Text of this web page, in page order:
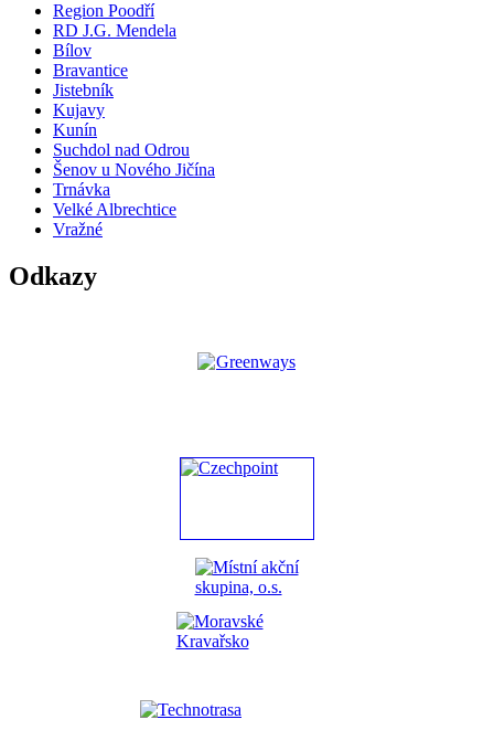
Region Poodří
RD J.G. Mendela
Bílov
Bravantice
Jistebník
Kujavy
Kunín
Suchdol nad Odrou
Šenov u Nového Jičína
Trnávka
Velké Albrechtice
Vražné
Odkazy